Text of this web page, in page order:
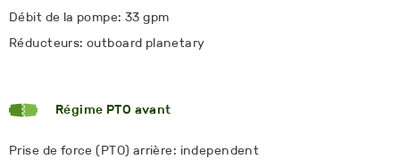
Débit de la pompe: 33 gpm
Réducteurs: outboard planetary
Régime PTO avant
Prise de force (PTO) arrière: independent